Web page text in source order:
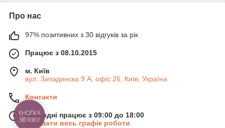
Про нас
97% позитивних з 30 відгуків за рік
Працює з 08.10.2015
м. Київ
вул. Западинска 9 А, офіс 26, Київ, Україна
Контакти
Сьогодні працює з 09:00 до 18:00
Показати весь графік роботи
КНОПКА
ЗВ'ЯЗКУ